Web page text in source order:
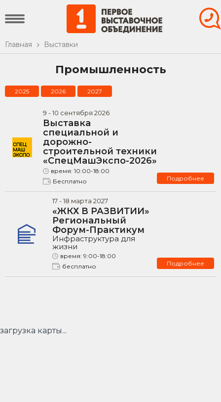
Главная Выставки
Промышленность
2025 2026 2027
9 -10 сентября 2026
Выставка
специальной и
дорожно-
строительной техники
«СпецМашЭкспо-2026»
время: 10:00-18:00
Бесплатно
Подробнее
17-18 марта 2027
«ЖКХ В РАЗВИТИИ»
Региональный
Форум-Практикум
Инфраструктура для
жизни
время: 9:00-18:00
бесплатно
Подробнее
загрузка карты...